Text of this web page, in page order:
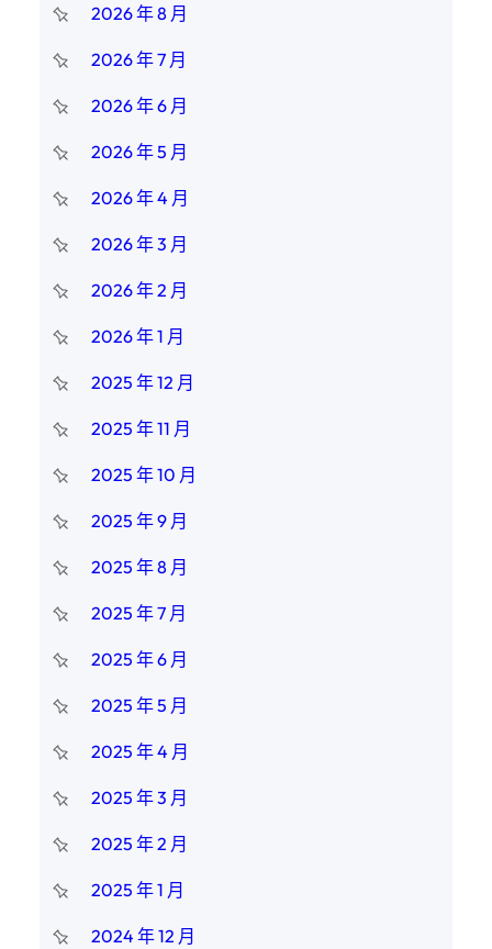
2026 年 8 月
2026 年 7 月
2026 年 6 月
2026 年 5 月
2026 年 4 月
2026 年 3 月
2026 年 2 月
2026 年 1 月
2025 年 12 月
2025 年 11 月
2025 年 10 月
2025 年 9 月
2025 年 8 月
2025 年 7 月
2025 年 6 月
2025 年 5 月
2025 年 4 月
2025 年 3 月
2025 年 2 月
2025 年 1 月
2024 年 12 月